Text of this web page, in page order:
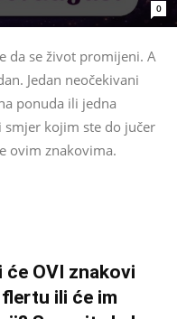
0
da se život promijeni. A
Jedan neočekivani
ponuda ili jedna
kojim ste do jučer
ovim znakovima.
će OVI znakovi
ili će im